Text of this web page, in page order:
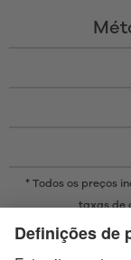
* Todos os preços
taxas de
* A marca